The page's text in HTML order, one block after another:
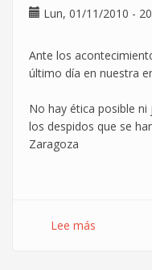
Lun, 01/11/2010 -
Ante los
último día en nuestra
No hay ética posible
los despidos que se
Zaragoza
Lee más